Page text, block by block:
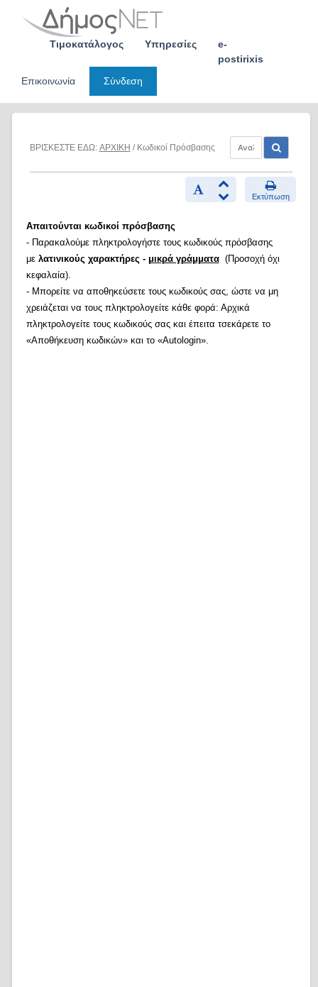
Τιμοκατάλογος Υπηρεσίες
e-
postirixis
Επικοινωνία
Σύνδεση
ΒΡΙΣΚΕΣΤΕ ΕΔΩ: ΑΡΧΙΚΗ / Κωδικοί Πρόσβασης
Εκτύπωση
Απαιτούνται κωδικοί πρόσβασης
- Παρακαλούμε πληκτρολογήστε τους κωδικούς πρόσβασης
με λατινικούς χαρακτήρες - μικρά γράμματα(Προσοχή όχι
κεφαλαία).
- Μπορείτε να αποθηκεύσετε τους κωδικούς σας, ώστε να μη
χρειάζεται να τους πληκτρολογείτε κάθε φορά: Αρχικά
πληκτρολογείτε τους κωδικούς σας και έπειτα τσεκάρετε το
«Αποθήκευση κωδικών» και το «Autologin».